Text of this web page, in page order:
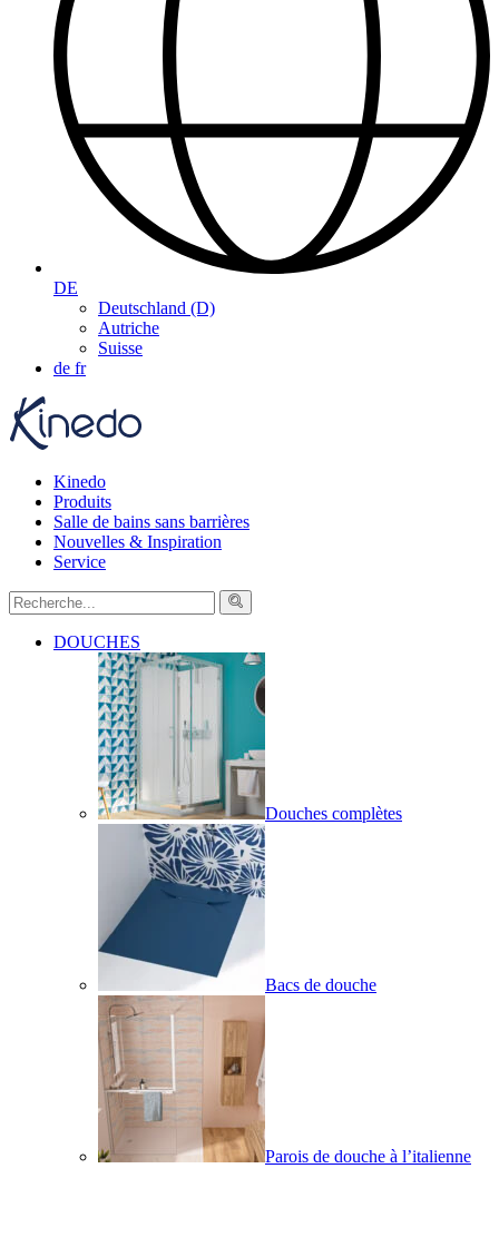
DE
Deutschland (D)
Autriche
Suisse
de fr
Kinedo
Produits
Salle de bains sans barrières
Nouvelles & Inspiration
Service
DOUCHES
Douches complètes
Bacs de douche
Parois de douche à l’italienne